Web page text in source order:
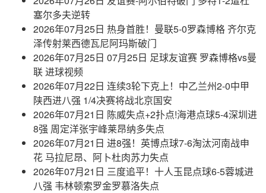
塞尔多夫逆转
2026年07月25日 热身首胜！曼联5-0罗森博格 齐尔克
泽传射莱西德瓦尼阿玛斯破门
2026年07月25日 07月25日 足球友谊赛 罗森博格vs曼
联 进球视频
2026年07月22日 连续3轮下克上！中乙兰州2-0中甲
陕西进八强 1/4决赛将战北京国安
2026年07月21日 陈威失点+2扑点!海港点球5-4深圳进
8强 周定洋张宇峰莱昂纳多失点
2026年07月21日 进8强！英博点球7-6淘汰河南战申
花 马拉尼昂、阿卜杜肉苏力失点
2026年07月21日 三度追平！十人玉昆点球6-5蓉城进
八强 韦林顿索罗金罗慕洛失点